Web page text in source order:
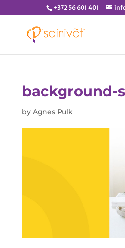
+372 56 601 401
background-
by Agnes Pulk